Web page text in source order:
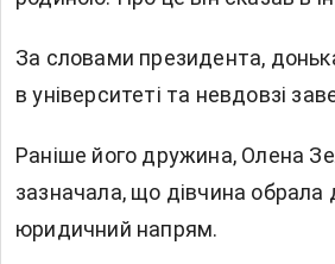
За словами президента,
в університеті та невдовзі
Раніше його дружина, Олена
зазначала, що дівчина обрала
юридичний напрям.